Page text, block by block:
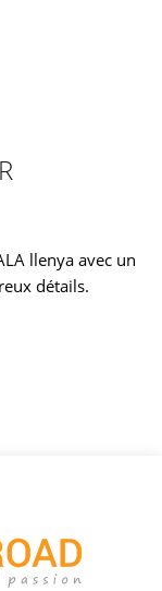
llenya avec un
détails.